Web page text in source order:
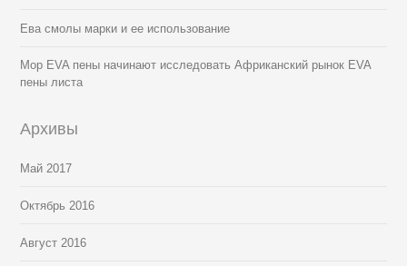
Ева смолы марки и ее использование
Мор EVA пены начинают исследовать Африканский рынок EVA
пены листа
Архивы
Май 2017
Октябрь 2016
Август 2016